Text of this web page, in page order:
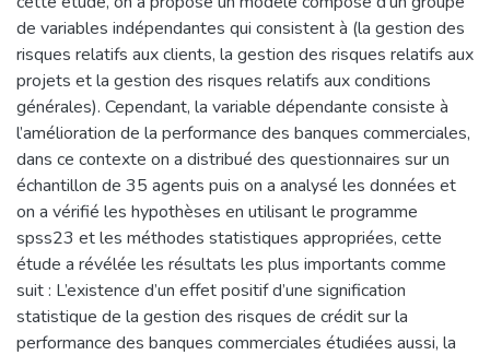
de variables indépendantes qui consistent à (la gestion des
risques relatifs aux clients, la gestion des risques relatifs aux
projets et la gestion des risques relatifs aux conditions
générales). Cependant, la variable dépendante consiste à
l’amélioration de la performance des banques commerciales,
dans ce contexte on a distribué des questionnaires sur un
échantillon de 35 agents puis on a analysé les données et
on a vérifié les hypothèses en utilisant le programme
spss23 et les méthodes statistiques appropriées, cette
étude a révélée les résultats les plus importants comme
suit : L’existence d’un effet positif d’une signification
statistique de la gestion des risques de crédit sur la
performance des banques commerciales étudiées aussi, la